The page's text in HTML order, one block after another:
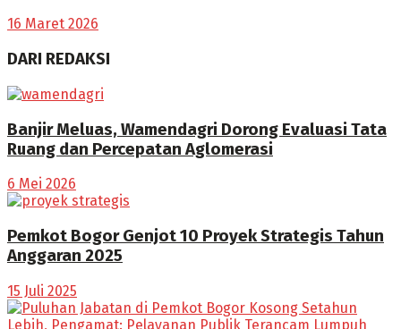
16 Maret 2026
DARI REDAKSI
Banjir Meluas, Wamendagri Dorong Evaluasi Tata
Ruang dan Percepatan Aglomerasi
6 Mei 2026
Pemkot Bogor Genjot 10 Proyek Strategis Tahun
Anggaran 2025
15 Juli 2025